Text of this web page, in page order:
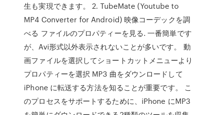
生も実現できます。 2. TubeMate (Youtube to
MP4 Converter for Android) 映像コーデックを調
べる ファイルのプロパティーを見る. 一番簡単です
が、Avi形式以外表示されないことが多いです。 動
画ファイルを選択してショートカットメニューより
プロパティーを選択 MP3 曲をダウンロードして
iPhone に転送する方法を知ることが重要です。 こ
のプロセスをサポートするために、iPhone にMP3